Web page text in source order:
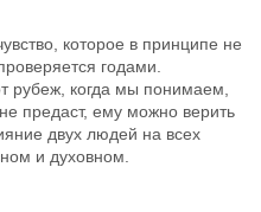
которое в принципе не
годами.
рубеж, когда мы понимаем,
предаст, ему можно верить
двух людей на всех
и духовном.